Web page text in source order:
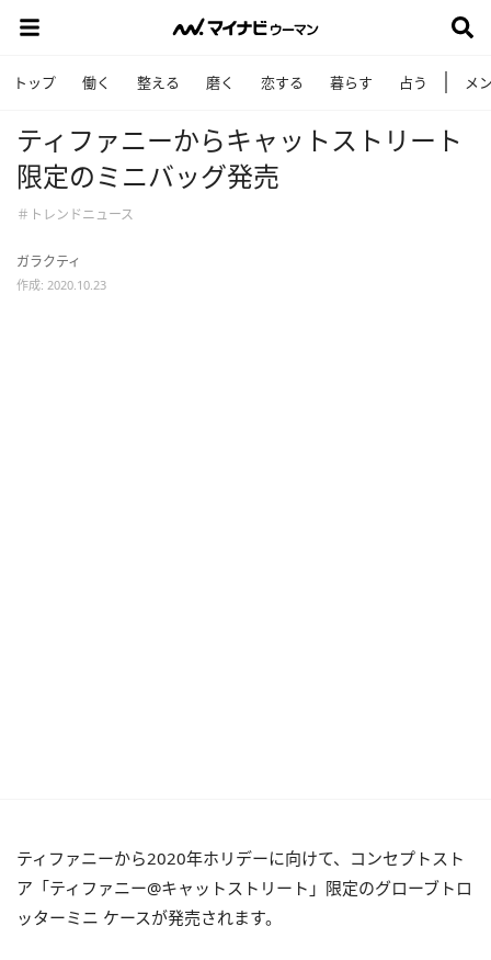
トップ 働く 整える 磨く 恋する 暮らす 占う メ
ティファニーからキャットストリート
限定のミニバッグ発売
＃トレンドニュース
ガラクティ
作成: 2020.10.23
ティファニーから2020年ホリデーに向けて、コンセプトスト
ア「ティファニー@キャットストリート」限定のグローブトロ
ッターミニ ケースが発売されます。